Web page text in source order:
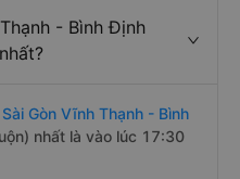
- Bình Định
Gòn Vĩnh Thạnh - Bình
nhất là vào lúc 17:30